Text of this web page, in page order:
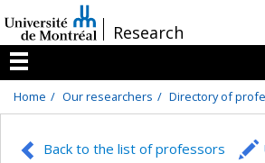
au
contenu
/Research
Menu
Home Our researchers Directory of
Back to the list of professors